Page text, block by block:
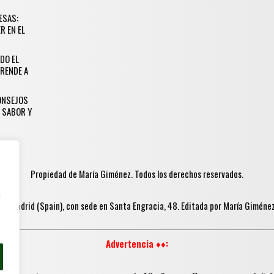
EN EL
EL
A
Y
Propiedad de María Giménez. Todos los derechos reservados.
Madrid (Spain), con sede en Santa Engracia, 48. Editada por María
Advertencia ♦♦: